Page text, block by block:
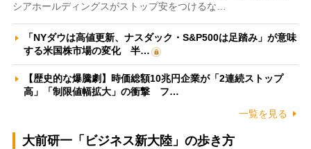
シアホールディングスがストップ安をつけるな…
「NYダウは高値更新、ナスダック・S&P500は足踏み」が意味
する米国株市場の変化 半…
【歴史的な爆騰劇】時価総額10兆円企業が「2連続ストップ
高」「制限値幅拡大」の衝撃 フ…
一覧を見る
大前研一「ビジネス新大陸」の歩き方